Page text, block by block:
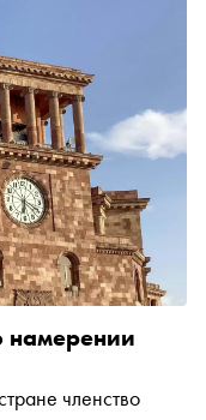
намерении
членство